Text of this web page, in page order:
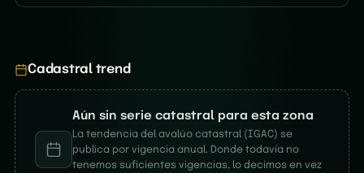
Cadastral trend
Aún sin serie catastral para esta zona
La tendencia del avalúo catastral (IGAC) se
publica por vigencia anual. Donde todavía no
tenemos suficientes vigencias, lo decimos en vez